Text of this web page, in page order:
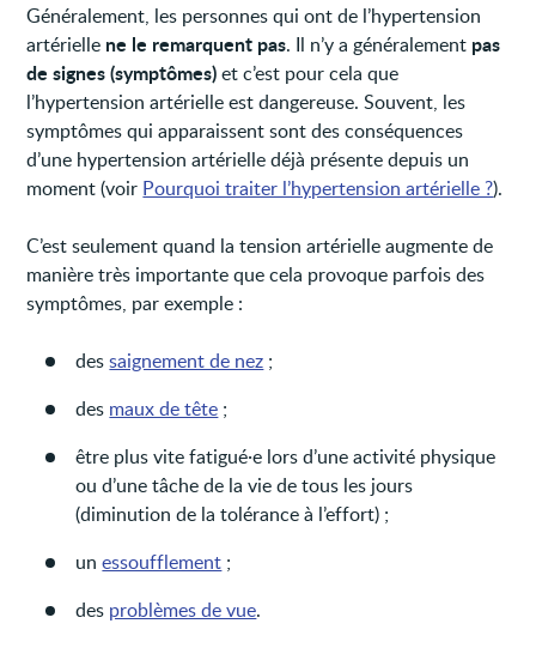
Généralement, les personnes qui ont de l’hypertension
artérielle ne le remarquent pas. Il n’y a généralement pas
de signes (symptômes)et c’est pour cela que
l’hypertension artérielle est dangereuse. Souvent, les
symptômes qui apparaissent sont des conséquences
d’une hypertension artérielle déjà présente depuis un
moment (voir Pourquoi traiter l’hypertension artérielle ?).
C’est seulement quand la tension artérielle augmente de
manière très importante que cela provoque parfois des
symptômes, par exemple :
dessaignement de nez ;
des maux de tête ;
être plus vite fatigué·e lors d’une activité physique
ou d’une tâche de la vie de tous les jours
(diminution de la tolérance à l’effort) ;
unessoufflement ;
des problèmes de vue.